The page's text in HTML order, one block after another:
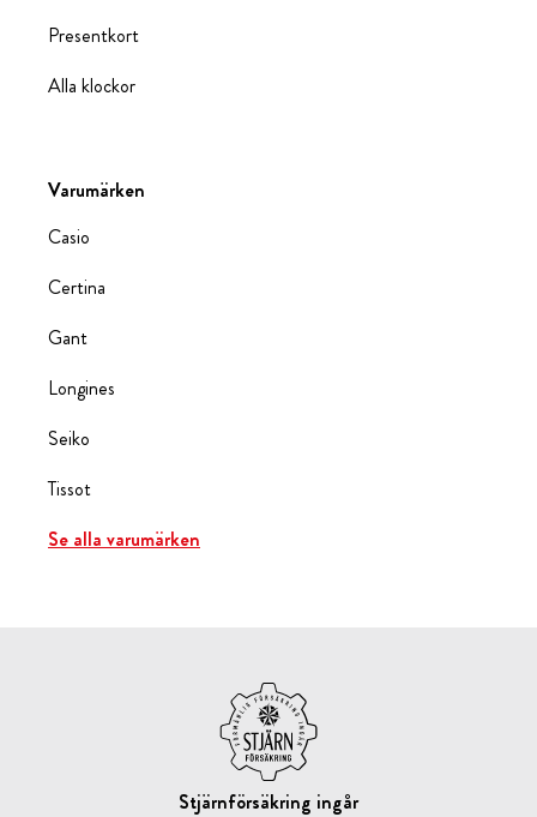
Presentkort
Alla klockor
Varumärken
Casio
Certina
Gant
Longines
Seiko
Tissot
Se alla varumärken
Stjärnförsäkring ingår